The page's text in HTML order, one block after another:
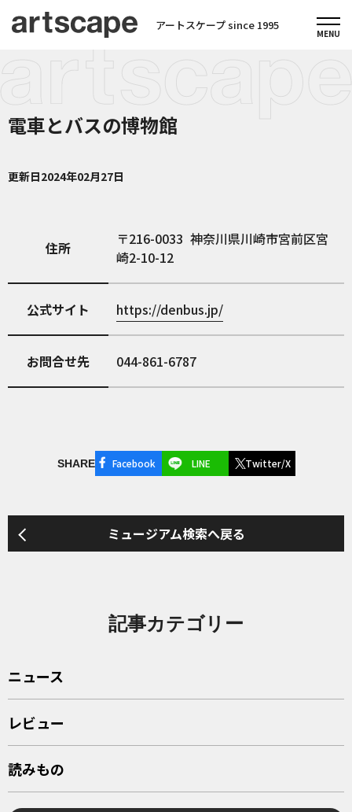
アートスケープ since 1995
電車とバスの博物館
更新日2024年02月27日
住所 216-0033 神奈川県川崎市宮前区宮
崎2-10-12
公式サイト https://denbus.jp/
お問合せ先 044-861-6787
SHARE Facebook LINE Twitter/X
ミュージアム検索へ戻る
記事カテゴリー
ニュース
レビュー
読みもの